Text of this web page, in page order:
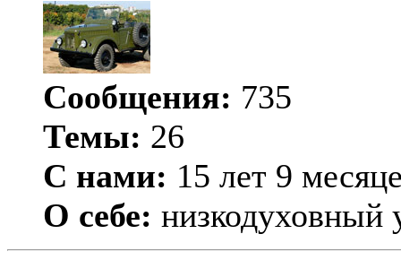
Сообщения: 735
Темы: 26
С нами: 15 лет 9
О себе: низкодуховный